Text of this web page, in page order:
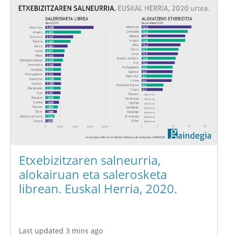
Etxebizitzaren salneurria,
alokairuan eta salerosketa
librean. Euskal Herria, 2020.
Last updated 3 mins ago